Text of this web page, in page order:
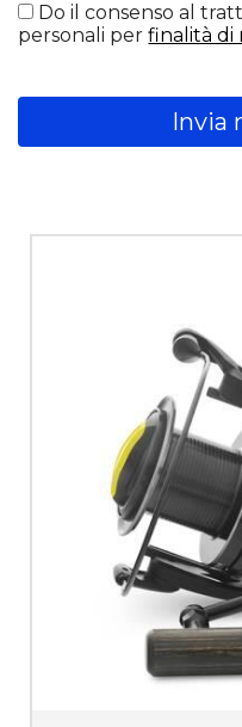
Do il consenso al
personali perfinalità di
Invia